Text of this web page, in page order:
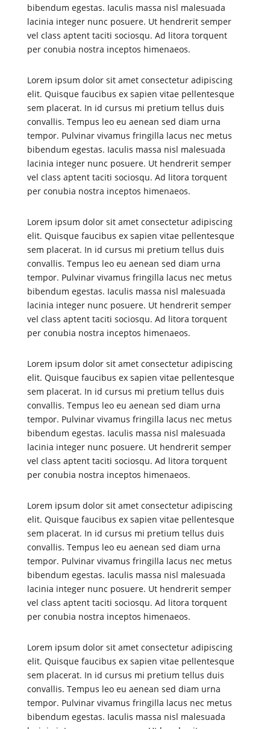
bibendum egestas. Iaculis massa nisl malesuada
lacinia integer nunc posuere. Ut hendrerit semper
vel class aptent taciti sociosqu. Ad litora torquent
per conubia nostra inceptos himenaeos.
Lorem ipsum dolor sit amet consectetur adipiscing
elit. Quisque faucibus ex sapien vitae pellentesque
sem placerat. In id cursus mi pretium tellus duis
convallis. Tempus leo eu aenean sed diam urna
tempor. Pulvinar vivamus fringilla lacus nec metus
bibendum egestas. Iaculis massa nisl malesuada
lacinia integer nunc posuere. Ut hendrerit semper
vel class aptent taciti sociosqu. Ad litora torquent
per conubia nostra inceptos himenaeos.
Lorem ipsum dolor sit amet consectetur adipiscing
elit. Quisque faucibus ex sapien vitae pellentesque
sem placerat. In id cursus mi pretium tellus duis
convallis. Tempus leo eu aenean sed diam urna
tempor. Pulvinar vivamus fringilla lacus nec metus
bibendum egestas. Iaculis massa nisl malesuada
lacinia integer nunc posuere. Ut hendrerit semper
vel class aptent taciti sociosqu. Ad litora torquent
per conubia nostra inceptos himenaeos.
Lorem ipsum dolor sit amet consectetur adipiscing
elit. Quisque faucibus ex sapien vitae pellentesque
sem placerat. In id cursus mi pretium tellus duis
convallis. Tempus leo eu aenean sed diam urna
tempor. Pulvinar vivamus fringilla lacus nec metus
bibendum egestas. Iaculis massa nisl malesuada
lacinia integer nunc posuere. Ut hendrerit semper
vel class aptent taciti sociosqu. Ad litora torquent
per conubia nostra inceptos himenaeos.
Lorem ipsum dolor sit amet consectetur adipiscing
elit. Quisque faucibus ex sapien vitae pellentesque
sem placerat. In id cursus mi pretium tellus duis
convallis. Tempus leo eu aenean sed diam urna
tempor. Pulvinar vivamus fringilla lacus nec metus
bibendum egestas. Iaculis massa nisl malesuada
lacinia integer nunc posuere. Ut hendrerit semper
vel class aptent taciti sociosqu. Ad litora torquent
per conubia nostra inceptos himenaeos.
Lorem ipsum dolor sit amet consectetur adipiscing
elit. Quisque faucibus ex sapien vitae pellentesque
sem placerat. In id cursus mi pretium tellus duis
convallis. Tempus leo eu aenean sed diam urna
tempor. Pulvinar vivamus fringilla lacus nec metus
bibendum egestas. Iaculis massa nisl malesuada